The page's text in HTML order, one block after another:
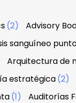
(2) Advisory
sanguíneo
Arquitectura de
estratégica(2)
(1) Auditorías